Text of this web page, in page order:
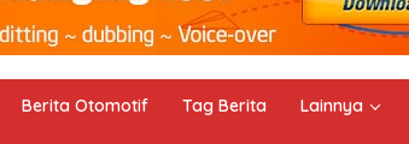
Berita Otomotif Tag Berita Lainnya